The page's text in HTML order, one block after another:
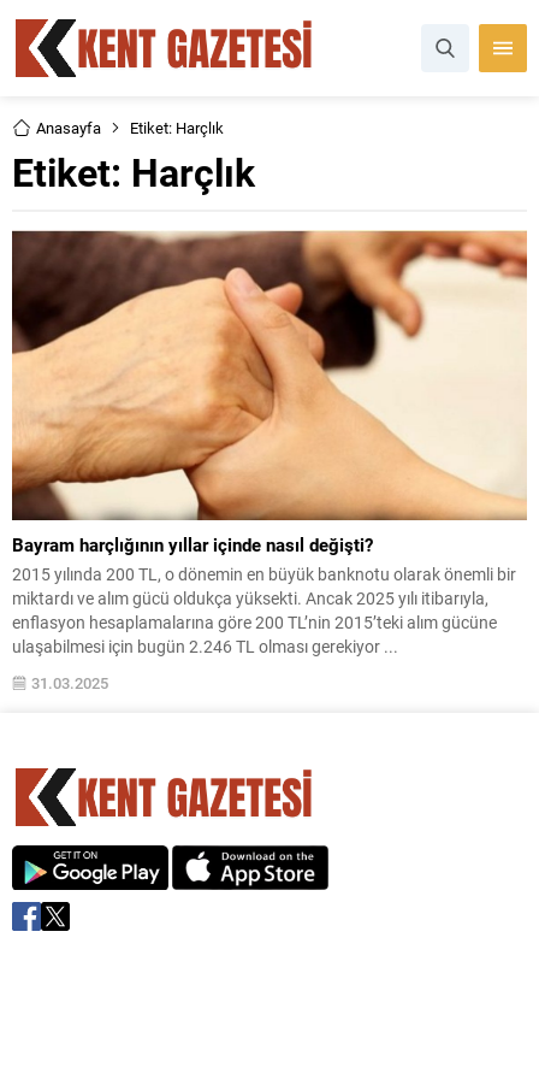
Anasayfa Etiket: Harçlık
Etiket: Harçlık
Bayram harçlığının yıllar içinde nasıl değişti?
2015 yılında 200 TL, o dönemin en büyük banknotu olarak önemli bir
miktardı ve alım gücü oldukça yüksekti. Ancak 2025 yılı itibarıyla,
enflasyon hesaplamalarına göre 200 TL’nin 2015’teki alım gücüne
ulaşabilmesi için bugün 2.246 TL olması gerekiyor ...
31.03.2025